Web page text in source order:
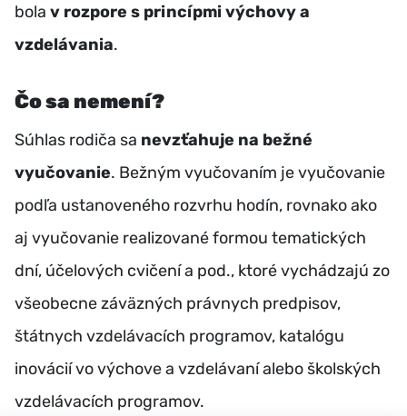
bola v rozpore s princípmi výchovy a
vzdelávania.
Čo sa nemení?
Súhlas rodiča sa nevzťahuje na bežné
vyučovanie. Bežným vyučovaním je vyučovanie
podľa ustanoveného rozvrhu hodín, rovnako ako
aj vyučovanie realizované formou tematických
dní, účelových cvičení a pod., ktoré vychádzajú zo
všeobecne záväzných právnych predpisov,
štátnych vzdelávacích programov, katalógu
inovácií vo výchove a vzdelávaní alebo školských
vzdelávacích programov.